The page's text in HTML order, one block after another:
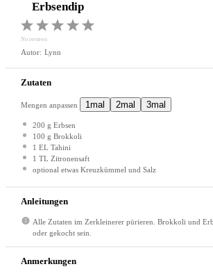
Erbsendip
5
4
Stars
3
Stars
2
Stars
1
Star
No reviews
Autor: Lynn
Zutaten
Mengen anpassen 1mal 2mal 3mal
200 g Erbsen
100 g Brokkoli
1 EL Tahini
1 TL Zitronensaft
optional etwas Kreuzkümmel und Salz
Anleitungen
Alle Zutaten im Zerkleinerer pürieren. Brokkoli und
oder gekocht sein.
Anmerkungen